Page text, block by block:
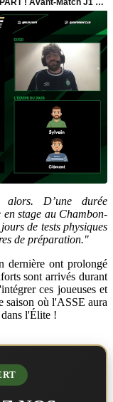
D’une durée
en stage au Chambon-
de tests physiques
de préparation."
dernière ont prolongé
sont arrivés durant
ces joueuses et
saison où l'ASSE aura
l'Élite !